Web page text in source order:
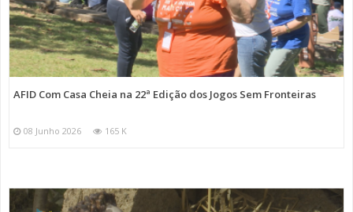
AFID Com Casa Cheia na 22ª Edição dos Jogos Sem Fronteiras
08 Junho 2026 165 K